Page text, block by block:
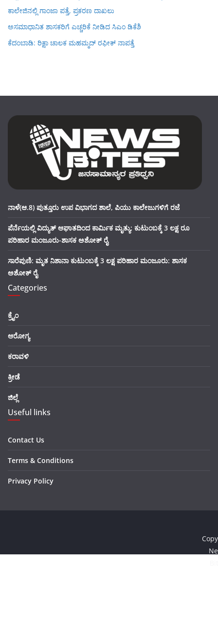
ಕಾಲೇಜಿನಲ್ಲಿ ಗಾಂಜಾ ಪತ್ತೆ, ಪ್ರಕರಣ ದಾಖಲು
ಅಸಮಾಧಾನಿತ ಶಾಸಕರಿಗೆ ಎಚ್ಚರಿಕೆ ನೀಡಿದ ಸಿಎಂ ಡಿಕೆಶಿ
ಕೆದಂಬಾಡಿ: ರಿಕ್ಷಾ ಚಾಲಕ ಮಹಮ್ಮದ್ ರಫೀಕ್ ನಾಪತ್ತೆ
ನಾಳೆ(ಆ.8) ಪುತ್ತೂರು ಉಪ ವಿಭಾಗದ ಶಾಲೆ, ಪಿಯು ಕಾಲೇಜುಗಳಿಗೆ ರಜೆ
ಪೆರ್ನೆಯಲ್ಲಿ ವಿದ್ಯುತ್ ಆಘಾತದಿಂದ ಕಾರ್ಮಿಕ ಮೃತ್ಯು: ಕುಟುಂಬಕ್ಕೆ 3 ಲಕ್ಷ ರೂ
ಪರಿಹಾರ ಮಂಜೂರು-ಶಾಸಕ ಅಶೋಕ್ ರೈ
ಸಾರೆಪುಣಿ: ಮೃತ ನಿಶಾನಾ ಕುಟುಂಬಕ್ಕೆ 3 ಲಕ್ಷ ಪರಿಹಾರ ಮಂಜೂರು: ಶಾಸಕ
ಅಶೋಕ್ ರೈ
Categories
ಕ್ರೈಂ
ಆರೋಗ್ಯ
ಕರಾವಳಿ
ಕ್ರೀಡೆ
ಜಿಲ್ಲೆ
Useful links
Contact Us
Terms & Conditions
Privacy Policy